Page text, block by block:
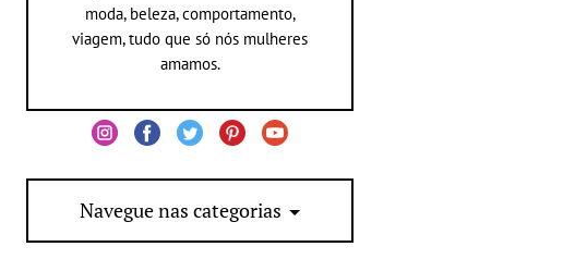
moda, beleza, comportamento,
viagem, tudo que só nós mulheres
amamos.
Navegue nas categorias